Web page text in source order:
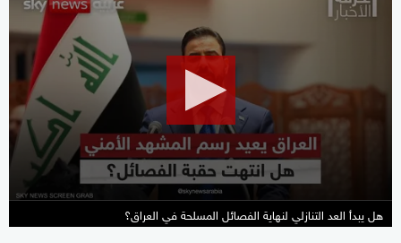
seconds
minutes,
35
seconds
هل يبدأ العد التنازلي لنهاية الفصائل المسلحة في العراق؟